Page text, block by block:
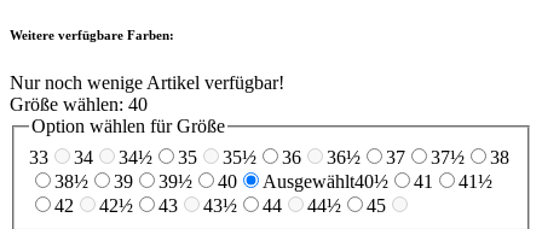
Weitere verfügbare Farben:
Nur noch wenige Artikel verfügbar!
Größe wählen: 40
Option wählen für Größe
33
34 34½ 35 35½ 36 36½ 37 37½
38
38½
39 39½ 40 Ausgewählt40½ 41
41½
42
42½ 43 43½ 44 44½
45